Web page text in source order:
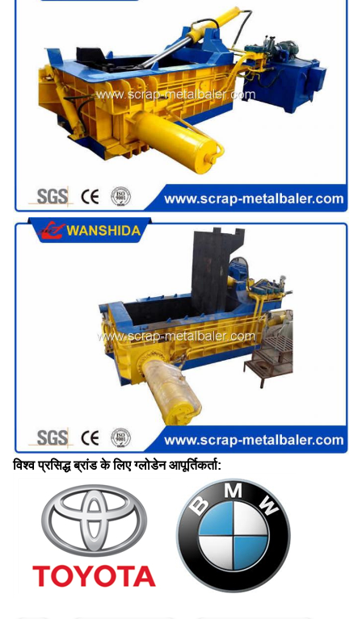
विश्व प्रसिद्ध ब्रांड के लिए ग्लोडेन आपूर्तिकर्ता: